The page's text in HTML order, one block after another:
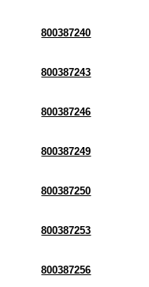
800387240
800387243
800387246
800387249
800387250
800387253
800387256